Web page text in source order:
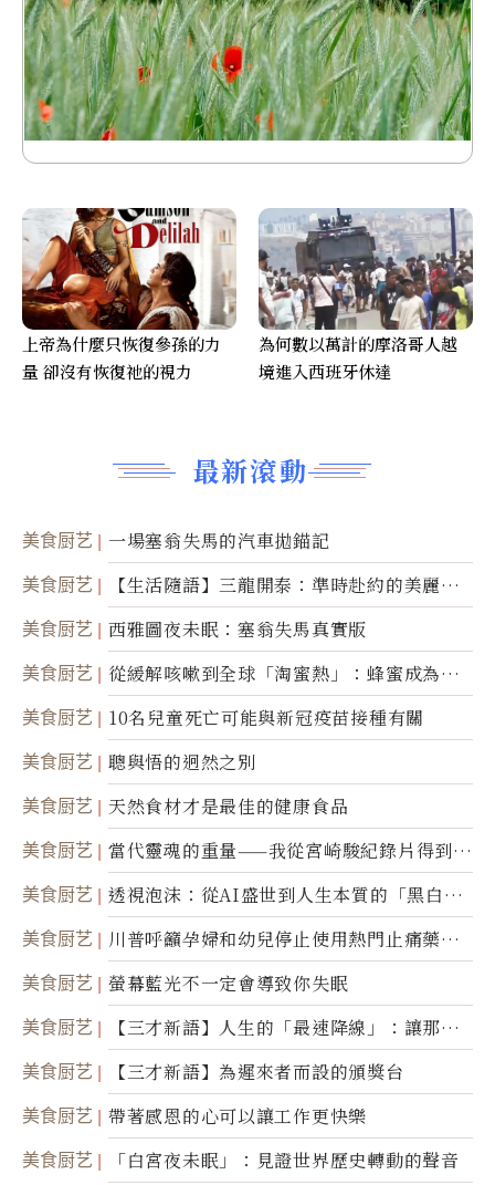
最新滾動
美食厨艺 一場塞翁失馬的汽車拋錨記
美食厨艺
【生活隨語】三龍開泰：準時赴約的美麗震
撼
美食厨艺 西雅圖夜未眠：塞翁失馬真實版
美食厨艺
從緩解咳嗽到全球「淘蜜熱」：蜂蜜成為健
康產業前沿商品
美食厨艺 10名兒童死亡可能與新冠疫苗接種有關
美食厨艺 聰與悟的迥然之別
美食厨艺 天然食材才是最佳的健康食品
美食厨艺
當代靈魂的重量——我從宮崎駿紀錄片得到的
省思
美食厨艺
透視泡沫：從AI盛世到人生本質的「黑白一
瞬」
美食厨艺
川普呼籲孕婦和幼兒停止使用熱門止痛藥泰
諾
美食厨艺 螢幕藍光不一定會導致你失眠
美食厨艺
【三才新語】人生的「最速降線」：讓那道
光，帶你滑向自己
美食厨艺 【三才新語】為遲來者而設的頒獎台
美食厨艺 帶著感恩的心可以讓工作更快樂
美食厨艺 「白宮夜未眠」：見證世界歷史轉動的聲音
上帝為什麼只恢復參孫的力
量 卻沒有恢復祂的視力
為何數以萬計的摩洛哥人越
境進入西班牙休達